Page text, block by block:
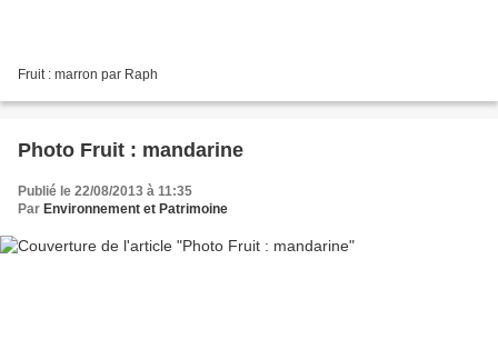
Fruit : marron par Raph
Photo Fruit : mandarine
Publié le 22/08/2013 à 11:35
Par Environnement et Patrimoine